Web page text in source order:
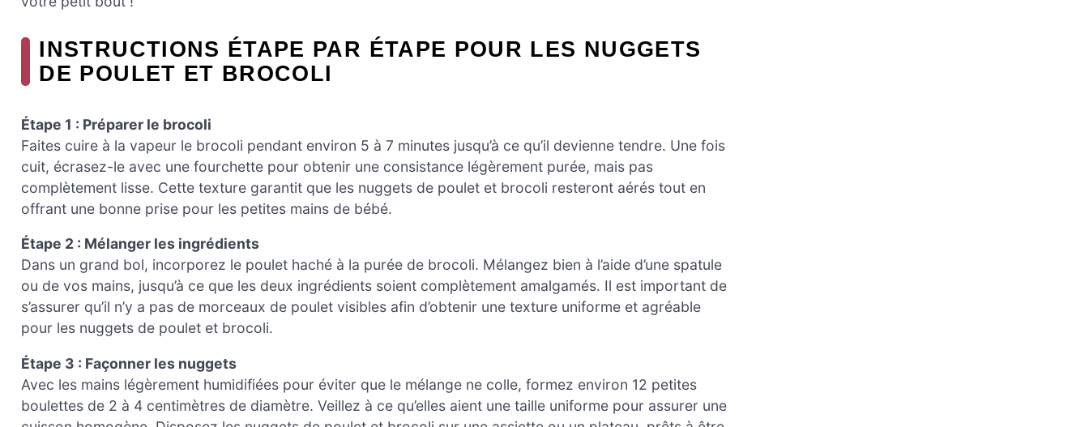
INSTRUCTIONS ÉTAPE PAR ÉTAPE POUR LES NUGGETS
DE POULET ET BROCOLI
Étape 1 : Préparer le brocoli
Faites cuire à la vapeur le brocoli pendant environ 5 à 7 minutes jusqu’à ce qu’il devienne tendre. Une fois
cuit, écrasez-le avec une fourchette pour obtenir une consistance légèrement purée, mais pas
complètement lisse. Cette texture garantit que les nuggets de poulet et brocoli resteront aérés tout en
offrant une bonne prise pour les petites mains de bébé.
Étape 2 : Mélanger les ingrédients
Dans un grand bol, incorporez le poulet haché à la purée de brocoli. Mélangez bien à l’aide d’une spatule
ou de vos mains, jusqu’à ce que les deux ingrédients soient complètement amalgamés. Il est important de
s’assurer qu’il n’y a pas de morceaux de poulet visibles afin d’obtenir une texture uniforme et agréable
pour les nuggets de poulet et brocoli.
Étape 3 : Façonner les nuggets
Avec les mains légèrement humidifiées pour éviter que le mélange ne colle, formez environ 12 petites
boulettes de 2 à 4 centimètres de diamètre. Veillez à ce qu’elles aient une taille uniforme pour assurer une